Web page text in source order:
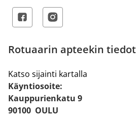
Rotuaarin apteekin tiedot
Katso sijainti kartalla
Käyntiosoite:
Kauppurienkatu 9
90100 OULU